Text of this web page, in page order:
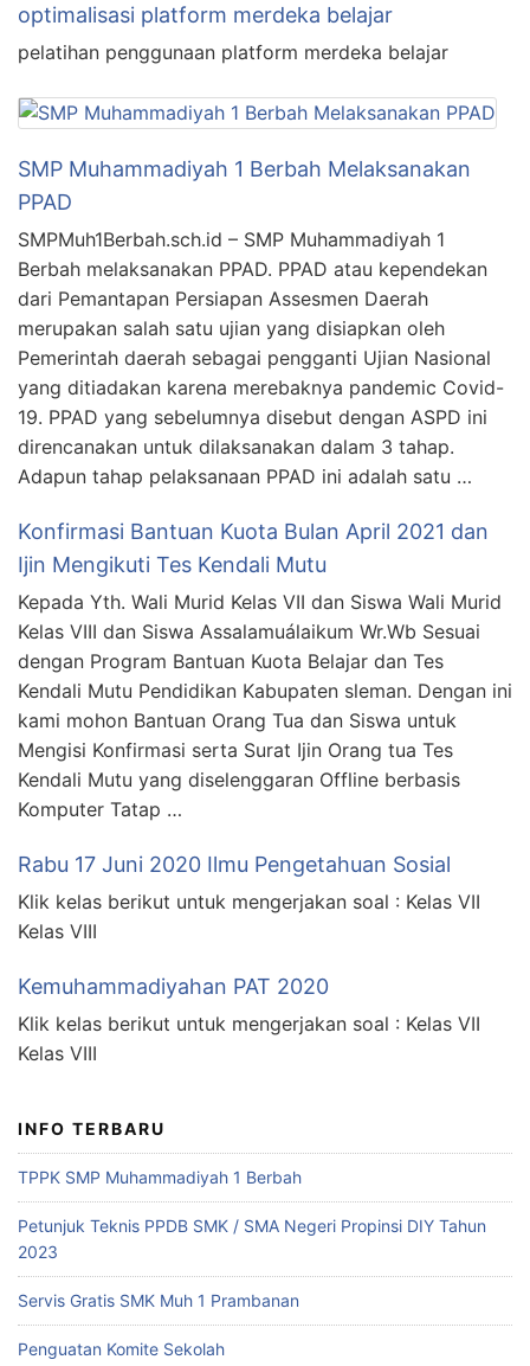
optimalisasi platform merdeka belajar
pelatihan penggunaan platform merdeka belajar
SMP Muhammadiyah 1 Berbah Melaksanakan
PPAD
SMPMuh1Berbah.sch.id – SMP Muhammadiyah 1
Berbah melaksanakan PPAD. PPAD atau kependekan
dari Pemantapan Persiapan Assesmen Daerah
merupakan salah satu ujian yang disiapkan oleh
Pemerintah daerah sebagai pengganti Ujian Nasional
yang ditiadakan karena merebaknya pandemic Covid-
19. PPAD yang sebelumnya disebut dengan ASPD ini
direncanakan untuk dilaksanakan dalam 3 tahap.
Adapun tahap pelaksanaan PPAD ini adalah satu …
Konfirmasi Bantuan Kuota Bulan April 2021 dan
Ijin Mengikuti Tes Kendali Mutu
Kepada Yth. Wali Murid Kelas VII dan Siswa Wali Murid
Kelas VIII dan Siswa Assalamuálaikum Wr.Wb Sesuai
dengan Program Bantuan Kuota Belajar dan Tes
Kendali Mutu Pendidikan Kabupaten sleman. Dengan ini
kami mohon Bantuan Orang Tua dan Siswa untuk
Mengisi Konfirmasi serta Surat Ijin Orang tua Tes
Kendali Mutu yang diselenggaran Offline berbasis
Komputer Tatap …
Rabu 17 Juni 2020 Ilmu Pengetahuan Sosial
Klik kelas berikut untuk mengerjakan soal : Kelas VII
Kelas VIII
Kemuhammadiyahan PAT 2020
Klik kelas berikut untuk mengerjakan soal : Kelas VII
Kelas VIII
INFO TERBARU
TPPK SMP Muhammadiyah 1 Berbah
Petunjuk Teknis PPDB SMK / SMA Negeri Propinsi DIY Tahun
2023
Servis Gratis SMK Muh 1 Prambanan
Penguatan Komite Sekolah